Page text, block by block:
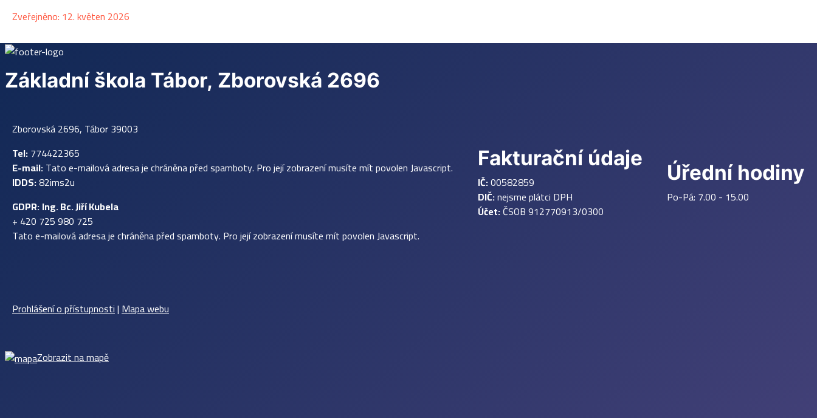
Základní údaje
Zveřejněno: 12. květen 2026
Základní škola Tábor, Zborovská 2696
Zborovská 2696, Tábor 39003
Tel:774422365
E-mail:Tato e-mailová adresa je chráněna před spamboty. Pro její zobrazení musíte mít povolen Javascript.
IDDS:82ims2u
GDPR:Ing. Bc. Jiří Kubela
+ 420 725 980 725
Tato e-mailová adresa je chráněna před spamboty. Pro její zobrazení musíte mít povolen Javascript.
Fakturační údaje
IČ:00582859
DIČ:nejsme plátci DPH
Účet:ČSOB 912770913/0300
Úřední hodiny
Po-Pá: 7.00 - 15.00
Prohlášení o přístupnosti|Mapa webu
Zobrazit na mapě